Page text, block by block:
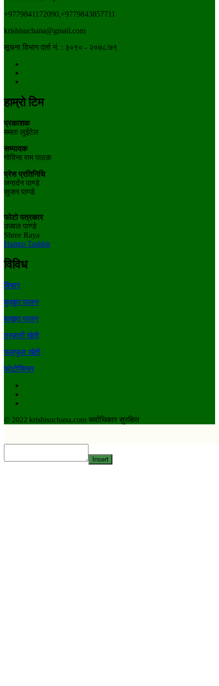
+9779841172090,+9779843857711
krishisuchana@gmail.com
सूचना विभाग दर्ता नं. : ३०९० - २०७८/७९
हाम्रो टिम
प्रकाशक
ममता लुईटेल
सम्पादक
गोविन्द राम पाठक
प्रेस प्रतिनिधि
जनार्दन पाण्डे
सुजन पाण्डे
फोटो पत्रकार
उज्वल पाण्डे
Shree Raya
Hamro Tashbir
विविध
बिचार
कुखुरा पालन
बाख्रा पालन
तरकारी खेती
फलफुल खेती
फाेटाेफिचर
© 2022 krishisuchana.com सर्वाधिकार सुरक्षित
Insert